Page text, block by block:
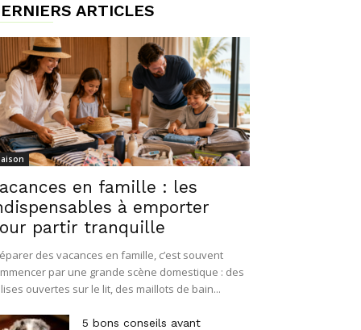
ARTICLES
en famille : les
à emporter
partir tranquille
des vacances en famille, c’est souvent
par une grande scène domestique : des
ouvertes sur le lit, des maillots de bain...
5 bons conseils avant